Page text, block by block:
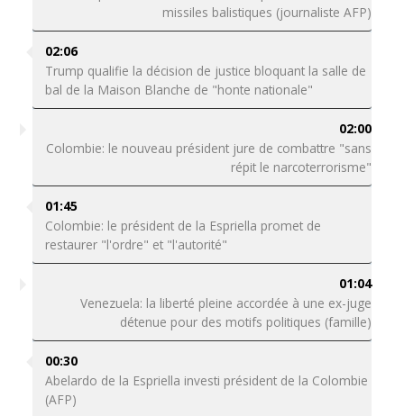
missiles balistiques (journaliste AFP)
02:06
Trump qualifie la décision de justice bloquant la salle de
bal de la Maison Blanche de "honte nationale"
02:00
Colombie: le nouveau président jure de combattre "sans
répit le narcoterrorisme"
01:45
Colombie: le président de la Espriella promet de
restaurer "l'ordre" et "l'autorité"
01:04
Venezuela: la liberté pleine accordée à une ex-juge
détenue pour des motifs politiques (famille)
00:30
Abelardo de la Espriella investi président de la Colombie
(AFP)